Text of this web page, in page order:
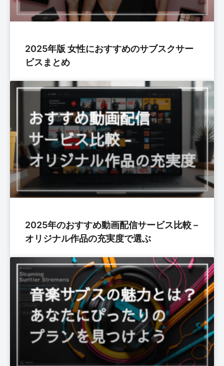
2025年版 女性におすすめのサブスクサー
ビスまとめ
2025年のおすすめ動画配信サービス比較 –
オリジナル作品の充実度で選ぶ